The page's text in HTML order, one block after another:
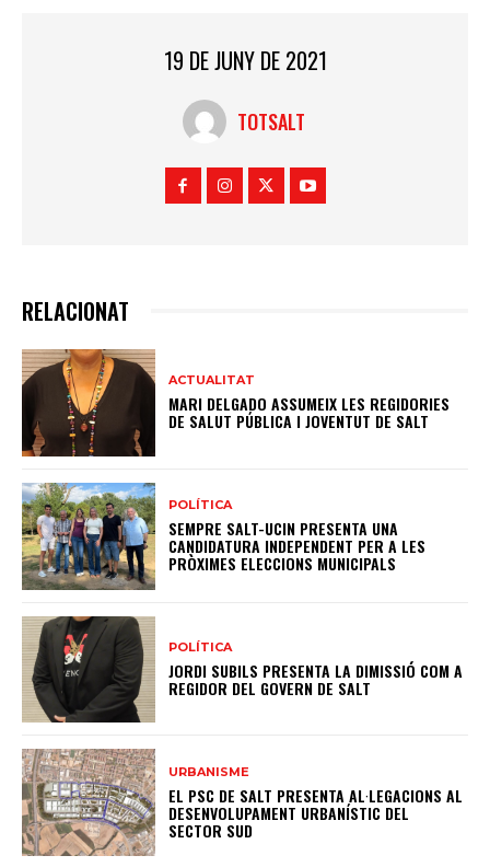
19 DE JUNY DE 2021
TOTSALT
RELACIONAT
ACTUALITAT
MARI DELGADO ASSUMEIX LES REGIDORIES
DE SALUT PÚBLICA I JOVENTUT DE SALT
POLÍTICA
SEMPRE SALT-UCIN PRESENTA UNA
CANDIDATURA INDEPENDENT PER A LES
PRÒXIMES ELECCIONS MUNICIPALS
POLÍTICA
JORDI SUBILS PRESENTA LA DIMISSIÓ COM A
REGIDOR DEL GOVERN DE SALT
URBANISME
EL PSC DE SALT PRESENTA AL·LEGACIONS AL
DESENVOLUPAMENT URBANÍSTIC DEL
SECTOR SUD